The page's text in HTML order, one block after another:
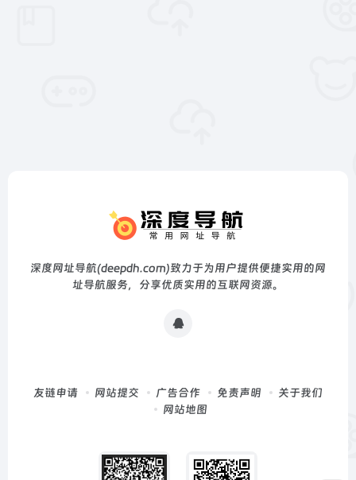
深度网址导航(deepdh.com)致力于为用户提供便捷实用的网
址导航服务，分享优质实用的互联网资源。
友链申请 网站提交 广告合作 免责声明
关于我们
网站地图